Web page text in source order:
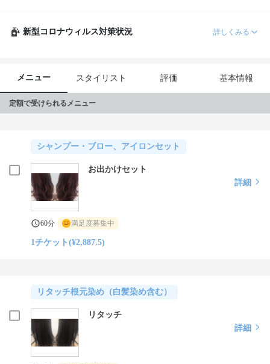
新型コロナウィルス対策状況
詳しくみる
メニュー スタイリスト 評価 基本情報
定額で受けられるメニュー
シャンプー・ブロー、アイロンセット
お出かけセット
詳細
60分 満足度募集中
1チケット(¥2,887.5)
リタッチ根元染め（白髪染め含む）
リタッチ
詳細